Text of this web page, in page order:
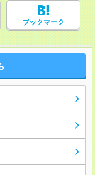
ブックマーク